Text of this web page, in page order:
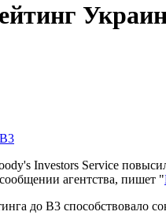
Investors Service
агентства, пишет "
до В3 способствовало